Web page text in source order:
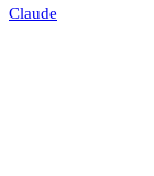
Claude